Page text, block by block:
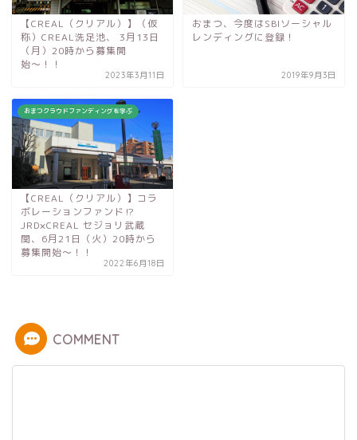
【CREAL（クリアル）】（仮
称）CREAL洗足池、 3月13日
（月）20時から募集開
始〜！！
2023年3月11日
おまつ、今度はSBIソーシャル
レンディングに登録！
2019年9月3日
おまつクラウドファンディングを学ぶ
【CREAL（クリアル）】コラ
ボレーションファンド⁉︎
JRD×CREAL セジョリ武蔵
関、6月21日（火）20時から
募集開始〜！！
2022年6月18日
COMMENT